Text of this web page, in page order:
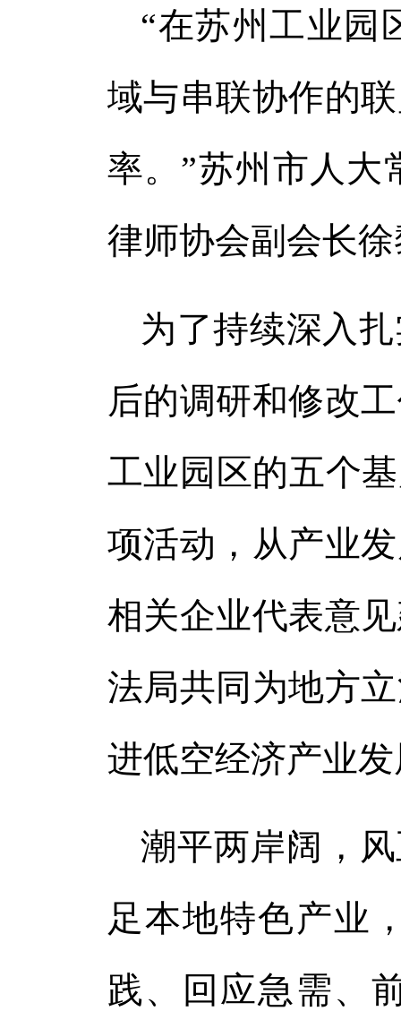
“在苏州工业园
域与串联协作的
率。”苏州市人大
律师协会副会长
为了持续深入
后的调研和修改
工业园区的五个
项活动，从产业
相关企业代表意
法局共同为地方
进低空经济产业
潮平两岸阔，
足本地特色产业
践、回应急需、